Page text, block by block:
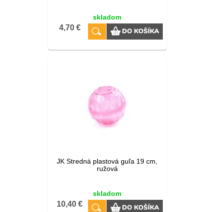
skladom
4,70 €
JK Stredná plastová guľa 19 cm,
ružová
skladom
10,40 €